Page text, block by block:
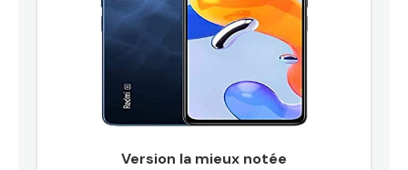
Version la mieux notée